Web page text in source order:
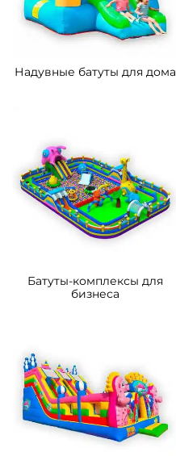
Надувные батуты для дома
Батуты-комплексы для
бизнеса